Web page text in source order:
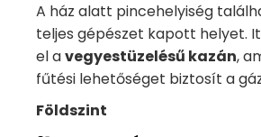
A ház alatt pincehelyiség
teljes gépészet kapott helyet.
el avegyestüzelésű kazán,
fűtési lehetőséget biztosít a
Földszint